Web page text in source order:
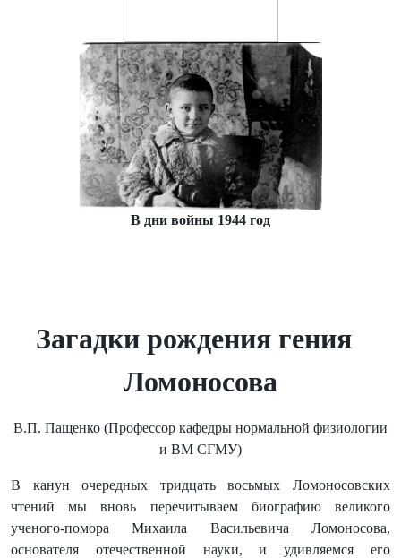
В дни войны 1944 год
Загадки рождения гения
Ломоносова
В.П. Пащенко (Профессор кафедры нормальной физиологии
и ВМ СГМУ)
В канун очередных тридцать восьмых Ломоносовских
чтений мы вновь перечитываем биографию великого
ученого-помора Михаила Васильевича Ломоносова,
основателя отечественной науки, и удивляемся его